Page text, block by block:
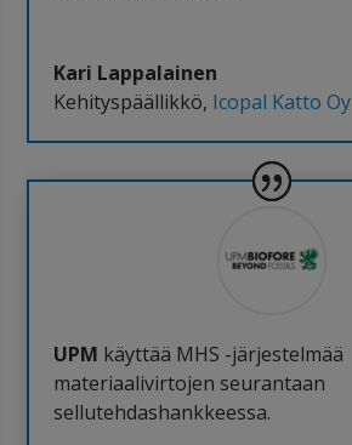
Kari Lappalainen
Kehityspäällikkö, Icopal Katto Oy
UPM käyttää MHS -järjestelmää
materiaalivirtojen seurantaan
sellutehdashankkeessa.